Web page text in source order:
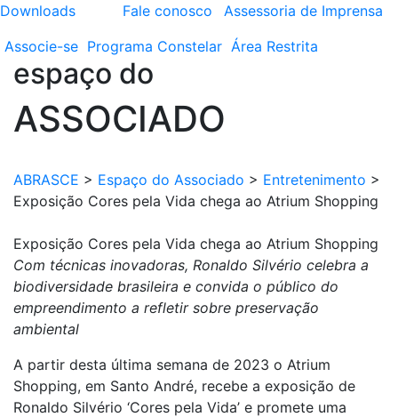
Downloads
Fale conosco
Assessoria de Imprensa
Associe-se Programa Constelar Área Restrita
espaço do
ASSOCIADO
ABRASCE > Espaço do Associado > Entretenimento >
Exposição Cores pela Vida chega ao Atrium Shopping
Exposição Cores pela Vida chega ao Atrium Shopping
Com técnicas inovadoras, Ronaldo Silvério celebra a
biodiversidade brasileira e convida o público do
empreendimento a refletir sobre preservação
ambiental
A partir desta última semana de 2023 o Atrium
Shopping, em Santo André, recebe a exposição de
Ronaldo Silvério ‘Cores pela Vida’ e promete uma